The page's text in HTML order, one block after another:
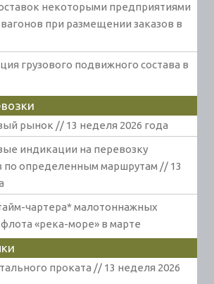
некоторыми предприятиями
при размещении заказов в
грузового подвижного состава в
рынок // 13 неделя 2026 года
индикации на перевозку
по определенным маршрутам // 13
чартера* малотоннажных
«река-море» в марте
проката // 13 неделя 2026